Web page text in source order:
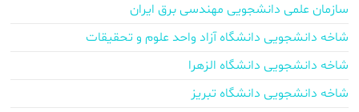
سازمان علمی دانشجویی مهندسی برق ایران
شاخه دانشجویی دانشگاه آزاد واحد علوم و تحقیقات
شاخه دانشجویی دانشگاه الزهرا
شاخه دانشجویی دانشگاه تبریز